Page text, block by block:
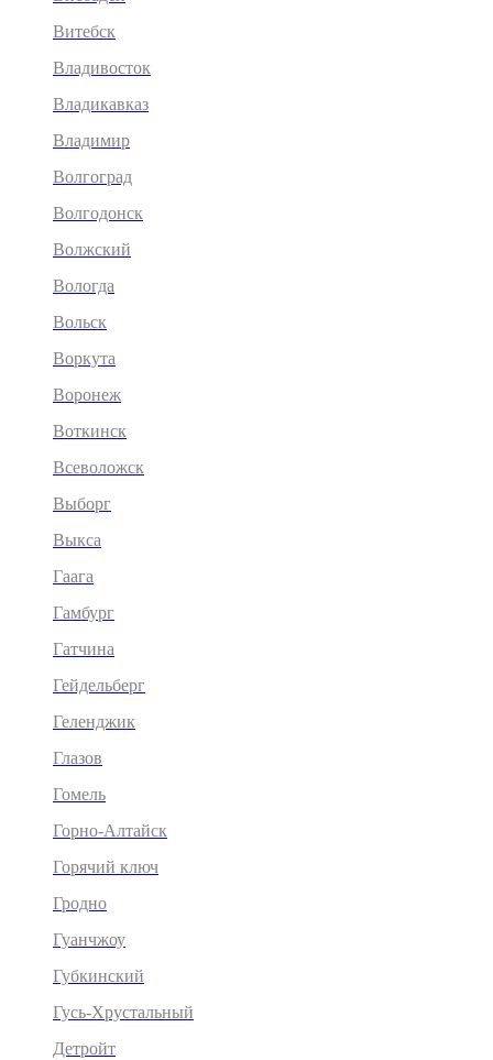
Витебск
Владивосток
Владикавказ
Владимир
Волгоград
Волгодонск
Волжский
Вологда
Вольск
Воркута
Воронеж
Воткинск
Всеволожск
Выборг
Выкса
Гаага
Гамбург
Гатчина
Гейдельберг
Геленджик
Глазов
Гомель
Горно-Алтайск
Горячий ключ
Гродно
Гуанчжоу
Губкинский
Гусь-Хрустальный
Детройт